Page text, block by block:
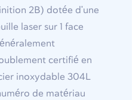
2B) dotée d'une
laser sur 1 face
certifié en
inoxydable 304L
de matériau